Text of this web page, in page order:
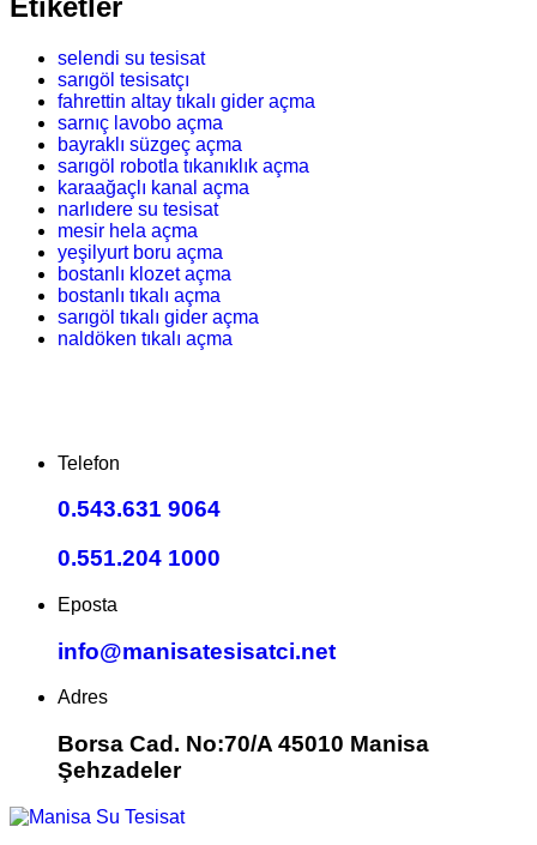
selendi su tesisat
sarıgöl tesisatçı
fahrettin altay tıkalı gider açma
sarnıç lavobo açma
bayraklı süzgeç açma
sarıgöl robotla tıkanıklık açma
karaağaçlı kanal açma
narlıdere su tesisat
mesir hela açma
yeşilyurt boru açma
bostanlı klozet açma
bostanlı tıkalı açma
sarıgöl tıkalı gider açma
naldöken tıkalı açma
Telefon
0.543.631 9064
0.551.204 1000
Eposta
info@manisatesisatci.net
Adres
Borsa Cad. No:70/A 45010 Manisa
Şehzadeler